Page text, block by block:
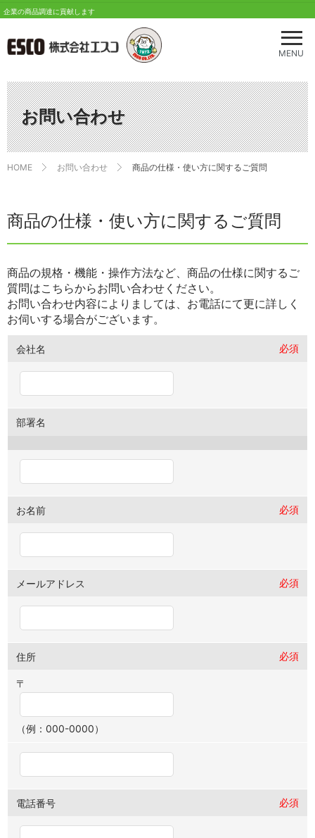
メ
ニ
を
開
く
MENU
企業の商品調達に貢献します
お問い合わせ
HOME お問い合わせ 商品の仕様・使い方に関するご質問
商品の仕様・使い方に関するご質問
商品の規格・機能・操作方法など、商品の仕様に関するご
質問はこちらからお問い合わせください。
お問い合わせ内容によりましては、お電話にて更に詳しく
お伺いする場合がございます。
会社名 必須
部署名
お名前 必須
メールアドレス 必須
住所 必須
〒
（例：000-0000）
電話番号 必須